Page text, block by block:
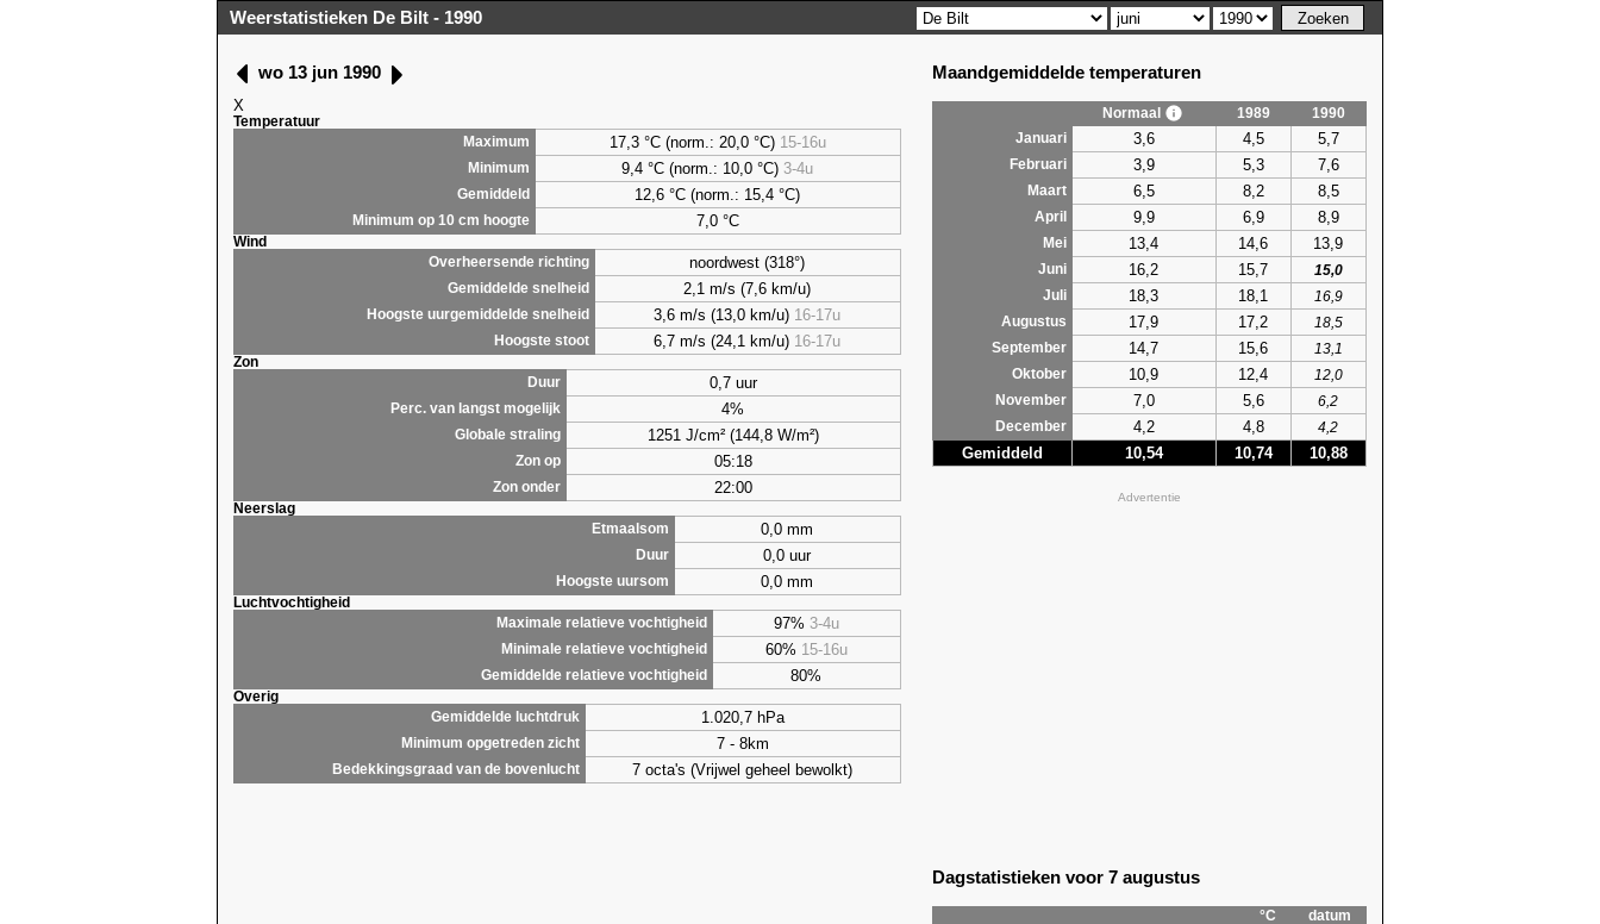
Weerstatistieken De Bilt - 1990
wo 13 jun 1990
X
Temperatuur
Maximum
17,3 °C (norm.: 20,0 °C) 15-16u
Minimum 9,4 °C (norm.: 10,0 °C) 3-4u
Gemiddeld 12,6 °C (norm.: 15,4 °C)
Minimum op 10 cm hoogte 7,0°C
Wind
Overheersende richting
noordwest (318°)
Gemiddelde snelheid 2,1 m/s (7,6 km/u)
Hoogste uurgemiddelde snelheid 3,6 m/s (13,0 km/u) 16-17u
Hoogste stoot 6,7 m/s (24,1 km/u) 16-17u
Zon
Duur
0,7 uur
Perc. van langst mogelijk 4%
Globale straling 1251 J/cm² (144,8 W/m²)
Zon op 05:18
Zon onder 22:00
Neerslag
Etmaalsom
0,0 mm
Duur 0,0 uur
Hoogste uursom 0,0 mm
Luchtvochtigheid
Maximale relatieve vochtigheid
97% 3-4u
Minimale relatieve vochtigheid 60% 15-16u
Gemiddelde relatieve vochtigheid 80%
Overig
Gemiddelde luchtdruk
1.020,7 hPa
Minimum opgetreden zicht 7 - 8km
Bedekkingsgraad van de bovenlucht 7 octa's (Vrijwel geheel bewolkt)
Maandgemiddelde temperaturen
Normaal 1989
1990
Januari
3,6 4,5 5,7
Februari 3,9 5,3 7,6
Maart 6,5 8,2 8,5
April 9,9 6,9 8,9
Mei 13,4 14,6 13,9
Juni 16,2 15,7
15,0
Juli
18,3 18,1
16,9
Augustus
17,9 17,2
18,5
September
14,7 15,6
13,1
Oktober
10,9 12,4
12,0
November
7,0 5,6
6,2
December
4,2 4,8 4,2
Gemiddeld 10,54 10,74 10,88
Advertentie
Dagstatistieken voor 7 augustus
°C
datum